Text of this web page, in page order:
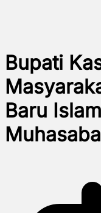
Bupati
Baru